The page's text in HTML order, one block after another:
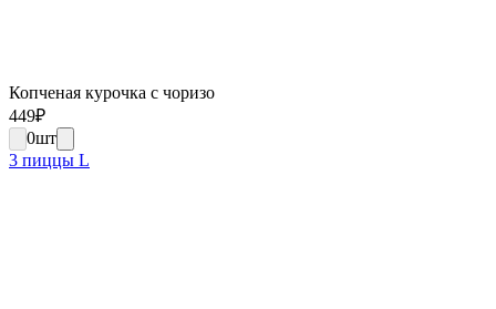
Копченая курочка с чоризо
449₽
0шт
3 пиццы L